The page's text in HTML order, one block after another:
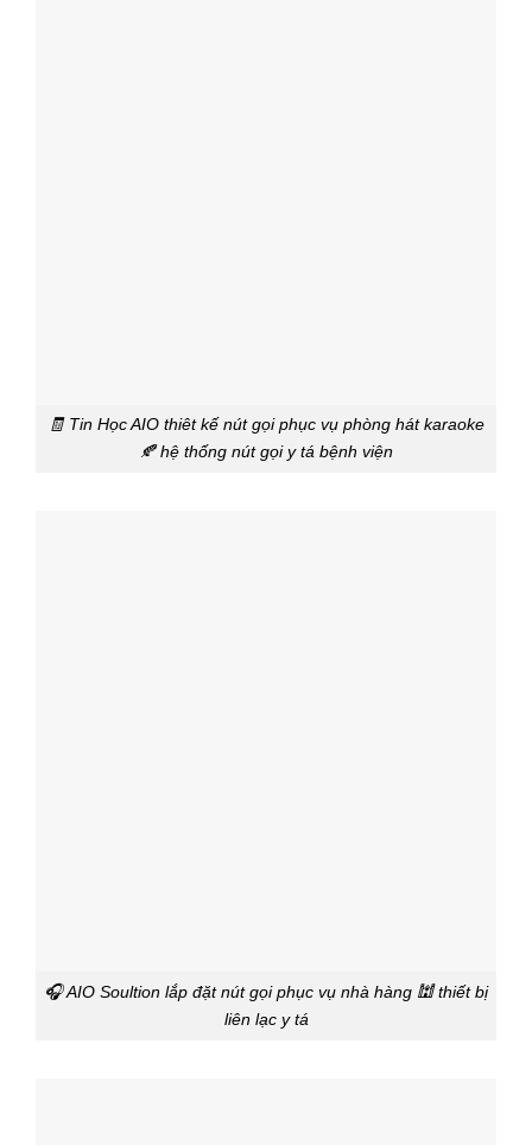
🧾 Tin Học AIO thiêt kế nút gọi phục vụ phòng hát karaoke
🍂 hệ thống nút gọi y tá bệnh viện
🎧 AIO Soultion lắp đặt nút gọi phục vụ nhà hàng 🕍 thiết bị
liên lạc y tá